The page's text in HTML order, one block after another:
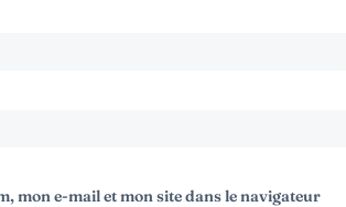
mon e-mail et mon site dans le navigateur